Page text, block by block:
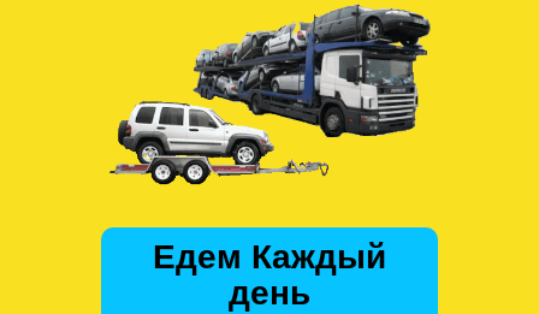
Едем Каждый
день